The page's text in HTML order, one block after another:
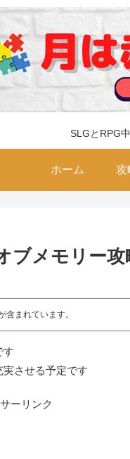
SLGとRPG
ホーム 攻
ブメモリー攻
含まれています。
す
させる予定です
ーリンク